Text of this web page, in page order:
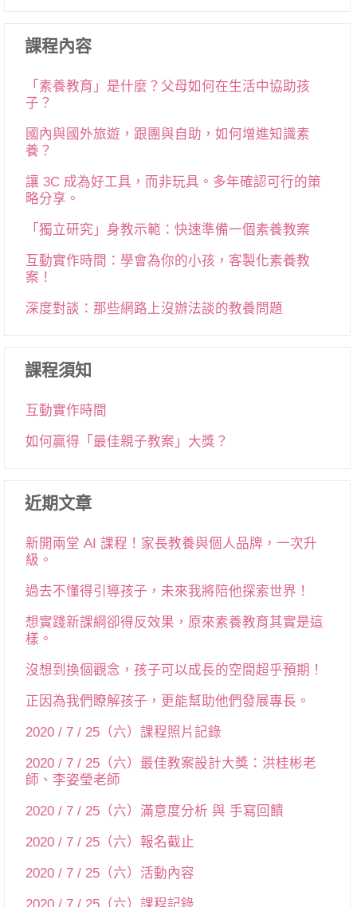
課程內容
「素養教育」是什麼？父母如何在生活中協助孩
子？
國內與國外旅遊，跟團與自助，如何增進知識素
養？
讓 3C 成為好工具，而非玩具。多年確認可行的策
略分享。
「獨立研究」身教示範：快速準備一個素養教案
互動實作時間：學會為你的小孩，客製化素養教
案！
深度對談：那些網路上沒辦法談的教養問題
課程須知
互動實作時間
如何贏得「最佳親子教案」大獎？
近期文章
新開兩堂 AI 課程！家長教養與個人品牌，一次升
級。
過去不懂得引導孩子，未來我將陪他探索世界！
想實踐新課綱卻得反效果，原來素養教育其實是這
樣。
沒想到換個觀念，孩子可以成長的空間超乎預期！
正因為我們瞭解孩子，更能幫助他們發展專長。
2020 / 7 / 25（六）課程照片記錄
2020 / 7 / 25（六）最佳教案設計大獎：洪桂彬老
師、李姿瑩老師
2020 / 7 / 25（六）滿意度分析 與 手寫回饋
2020 / 7 / 25（六）報名截止
2020 / 7 / 25（六）活動內容